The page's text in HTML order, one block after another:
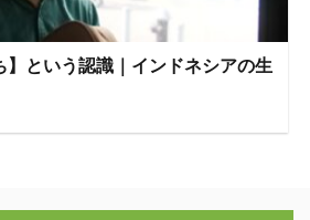
】という認識｜インドネシアの生